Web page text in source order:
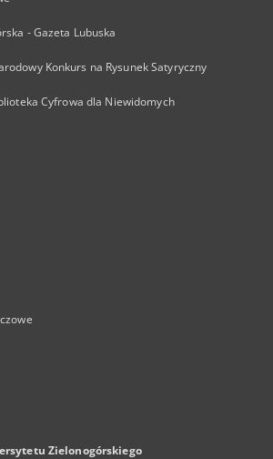
- Gazeta Lubuska
Konkurs na Rysunek Satyryczny
Cyfrowa dla Niewidomych
Zielonogórskiego